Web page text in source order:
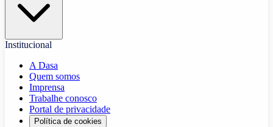
Institucional
A Dasa
Quem somos
Imprensa
Trabalhe conosco
Portal de privacidade
Política de cookies